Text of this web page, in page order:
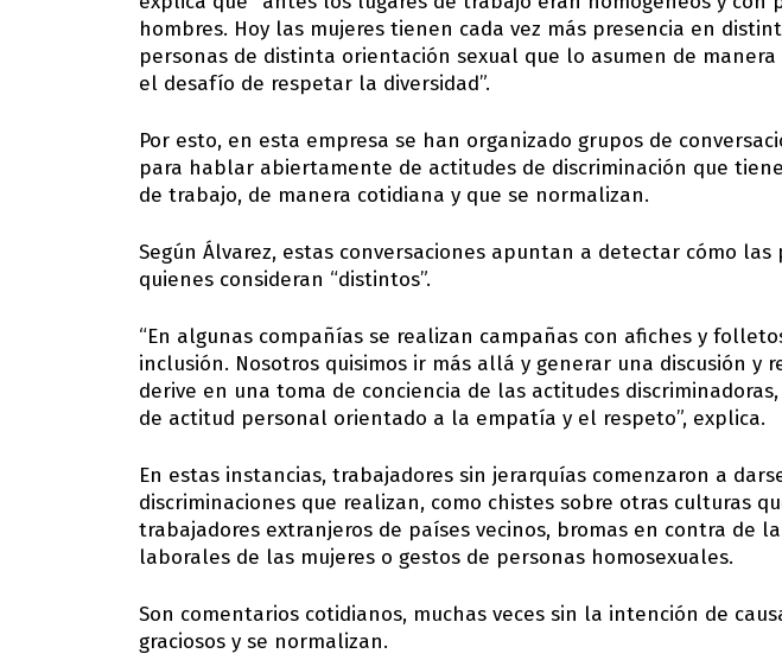
hombres. Hoy las mujeres tienen cada vez más presencia en
personas de distinta orientación sexual que lo asumen de
el desafío de respetar la diversidad”.
Por esto, en esta empresa se han organizado grupos de
para hablar abiertamente de actitudes de discriminación que
de trabajo, de manera cotidiana y que se normalizan.
Según Álvarez, estas conversaciones apuntan a detectar cómo
quienes consideran “distintos”.
“En algunas compañías se realizan campañas con afiches y
inclusión. Nosotros quisimos ir más allá y generar una discusión y
derive en una toma de conciencia de las actitudes
de actitud personal orientado a la empatía y el respeto”, explica.
En estas instancias, trabajadores sin jerarquías comenzaron a
discriminaciones que realizan, como chistes sobre otras culturas
trabajadores extranjeros de países vecinos, bromas en contra de
laborales de las mujeres o gestos de personas homosexuales.
Son comentarios cotidianos, muchas veces sin la intención de
graciosos y se normalizan.